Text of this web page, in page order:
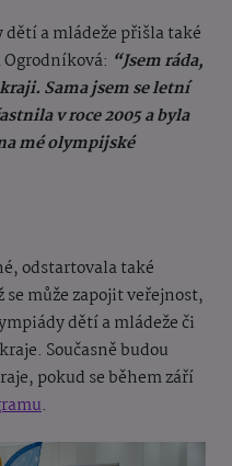
a mládeže přišla také
“Jsem ráda,
Sama jsem se letní
v roce 2005 a byla
mé olympijské
odstartovala také
se může zapojit veřejnost,
dětí a mládeže či
Současně budou
pokud se během září
.